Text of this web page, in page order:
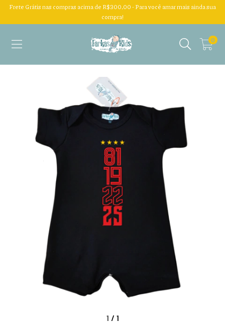
Frete Grátis nas compras acima de R$300,00 - Para você amar mais ainda sua
compra!
0
1 / 1